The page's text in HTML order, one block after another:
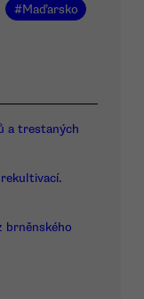
#Maďarsko
a trestaných
brněnského